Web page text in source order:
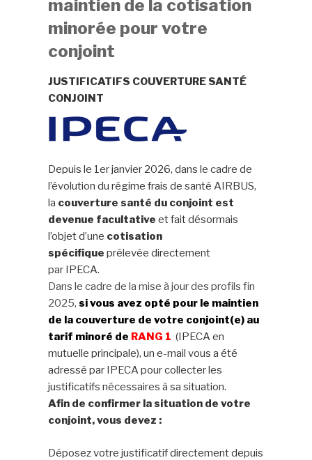
maintien de la cotisation
minorée pour votre
conjoint
JUSTIFICATIFS COUVERTURE SANTÉ
CONJOINT
Depuis le 1er janvier 2026, dans le cadre de
l’évolution du régime frais de santé AIRBUS,
la couverture santé du conjoint est
devenue facultative et fait désormais
l’objet d’une cotisation
spécifique prélevée directement
par IPECA.
Dans le cadre de la mise à jour des profils fin
2025, si vous avez opté pour le maintien
de la couverture de votre conjoint(e) au
tarif minoré de RANG 1 (IPECAen
mutuelle principale), un e-mail vous a été
adressé par IPECApour collecter les
justificatifs nécessaires à sa situation.
Afin de confirmer la situation de votre
conjoint, vous devez :
Déposez votre justificatif directement depuis